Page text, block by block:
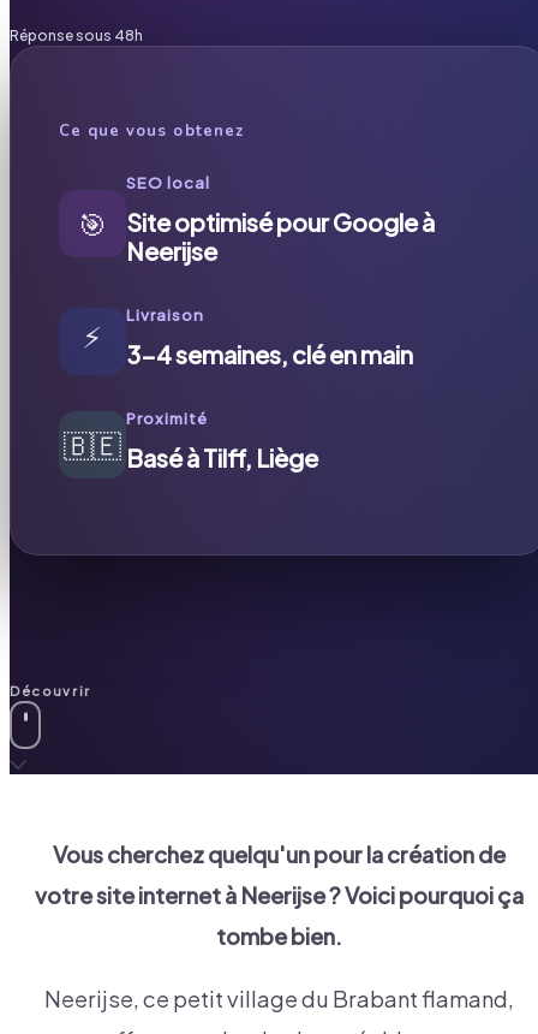
Réponse sous 48h
Ce que vous obtenez
🎯
SEO local
Site optimisé pour Google à
Neerijse
⚡
Livraison
3-4 semaines, clé en main
🇧🇪
Proximité
Basé à Tilff, Liège
Découvrir
Vous cherchez quelqu'un pour la création de
votre site internet à Neerijse? Voici pourquoi ça
tombe bien.
Neerijse, ce petit village du Brabant flamand,